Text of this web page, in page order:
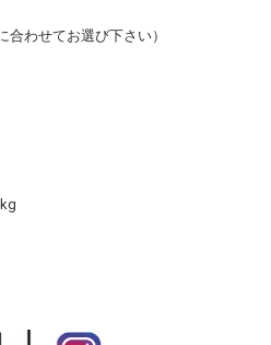
わせてお選び下さい）